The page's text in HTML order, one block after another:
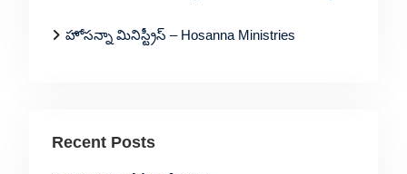
హోసన్నా మినిస్ట్రీస్ – Hosanna Ministries
Recent Posts